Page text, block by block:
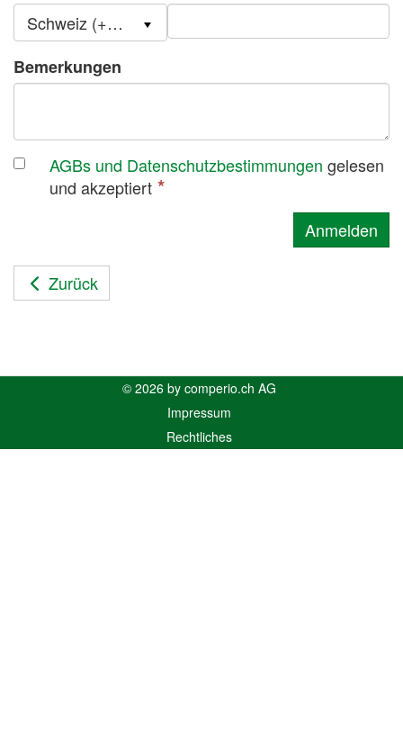
Schweiz (+41)
Bemerkungen
AGBs und Datenschutzbestimmungen gelesen
und akzeptiert
Anmelden
Zurück
© 2026 by comperio.ch AG
Impressum
Rechtliches